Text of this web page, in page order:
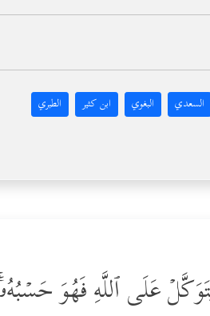
السعدي البغوي ابن كثير الطبري
عَلَى ٱللَّهِ فَهُوَ حَسۡبُهُۥۤۚ